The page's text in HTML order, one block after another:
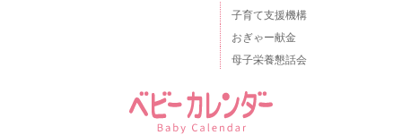
子育て支援機構
おぎゃー献金
母子栄養懇話会